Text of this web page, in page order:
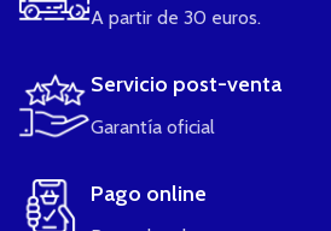
A partir de 30 euros.
Servicio post-venta
Garantía oficial
Pago online